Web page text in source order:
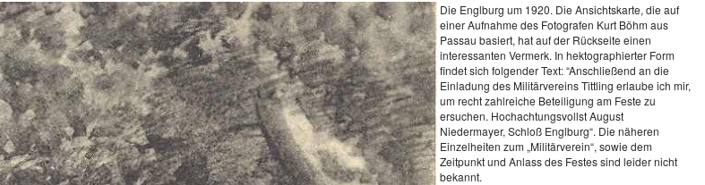
Die Englburg um 1920. Die Ansichtskarte, die auf
einer Aufnahme des Fotografen Kurt Böhm aus
Passau basiert, hat auf der Rückseite einen
interessanten Vermerk. In hektographierter Form
findet sich folgender Text: “Anschließend an die
Einladung des Militärvereins Tittling erlaube ich mir,
um recht zahlreiche Beteiligung am Feste zu
ersuchen. Hochachtungsvollst August
Niedermayer, Schloß Englburg“. Die näheren
Einzelheiten zum „Militärverein“, sowie dem
Zeitpunkt und Anlass des Festes sind leider nicht
bekannt.